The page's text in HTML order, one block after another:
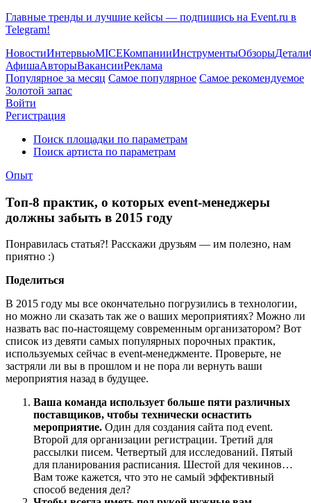
Главные тренды и лучшие кейсы — подпишись на Event.ru в
Telegram!
НовостиИнтервьюMICEКомпанииИнструментыОбзорыДетали
АфишаАвторыВакансииРеклама
Популярное за месяц Самое популярное Самое рекомендуемое
Золотой запас
Войти
Регистрация
Поиск площадки по параметрам
Поиск артиста по параметрам
Опыт
Топ-8 практик, о которых event-менеджеры
должны забыть в 2015 году
Понравилась статья?! Расскажи друзьям — им полезно, нам
приятно :)
Поделиться
В 2015 году мы все окончательно погрузились в технологии,
но можно ли сказать так же о ваших мероприятиях? Можно ли
назвать вас по-настоящему современным организатором? Вот
список из девяти самых популярных порочных практик,
используемых сейчас в event-менеджменте. Проверьте, не
застряли ли вы в прошлом и не пора ли вернуть ваши
мероприятия назад в будущее.
Ваша команда использует больше пяти различных
поставщиков, чтобы технически оснастить
мероприятие. Один для создания сайта под event.
Второй для организации регистрации. Третий для
рассылки писем. Четвертый для исследований. Пятый
для планирования расписания. Шестой для чекинов…
Вам тоже кажется, что это не самый эффективный
способ ведения дел?